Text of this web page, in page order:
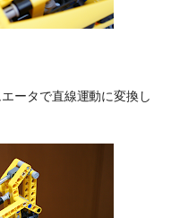
ータで直線運動に変換し